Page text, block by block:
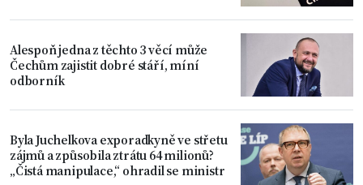
Alespoň jedna z těchto 3 věcí může
Čechům zajistit dobré stáří, míní
odborník
Byla Juchelkova exporadkyně ve střetu
zájmů a způsobila ztrátu 64 milionů?
„Čistá manipulace,“ ohradil se ministr